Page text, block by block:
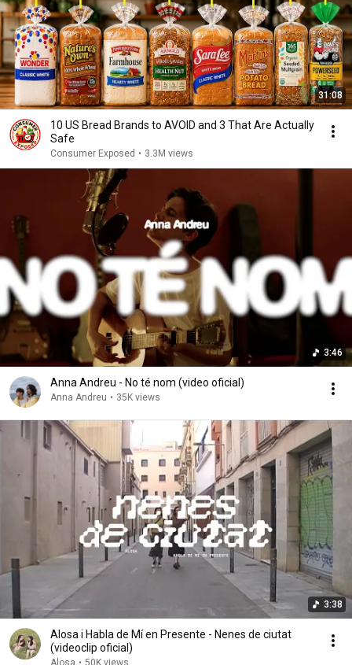
31:08
10 US Bread Brands to AVOID and 3 That Are Actually
Safe
Consumer Exposed • 3.3M views
3:46
Anna Andreu - No té nom (video oficial)
Anna Andreu • 35K views
3:38
Alosa i Habla de Mí en Presente - Nenes de ciutat
(videoclip oficial)
Alosa • 50K views